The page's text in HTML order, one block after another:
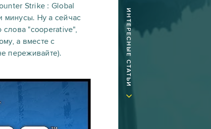
ИНТЕРЕСНЫЕ СТАТЬИ
Strike : Global
минусы. Ну а сейчас
слова "cooperative",
а вместе с
переживайте).